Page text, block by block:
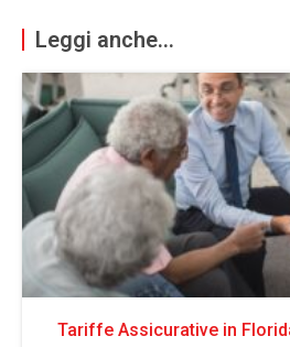
Leggi anche...
Tariffe Assicurative in